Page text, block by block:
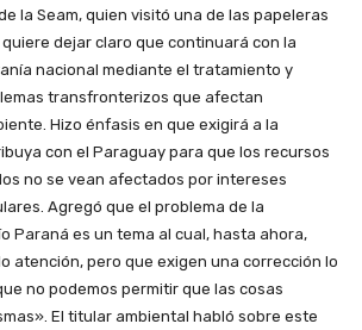
la Seam, quien visitó una de las papeleras
dejar claro que continuará con la
nacional mediante el tratamiento y
transfronterizos que afectan
Hizo énfasis en que exigirá a la
con el Paraguay para que los recursos
no se vean afectados por intereses
Agregó que el problema de la
Paraná es un tema al cual, hasta ahora,
atención, pero que exigen una corrección lo
no podemos permitir que las cosas
El titular ambiental habló sobre este